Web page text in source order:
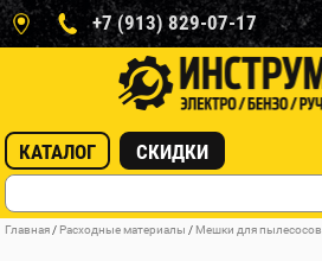
+7 (913) 829-07-17
КАТАЛОГ СКИДКИ
Главная / Расходные материалы / Мешки для пылесосов